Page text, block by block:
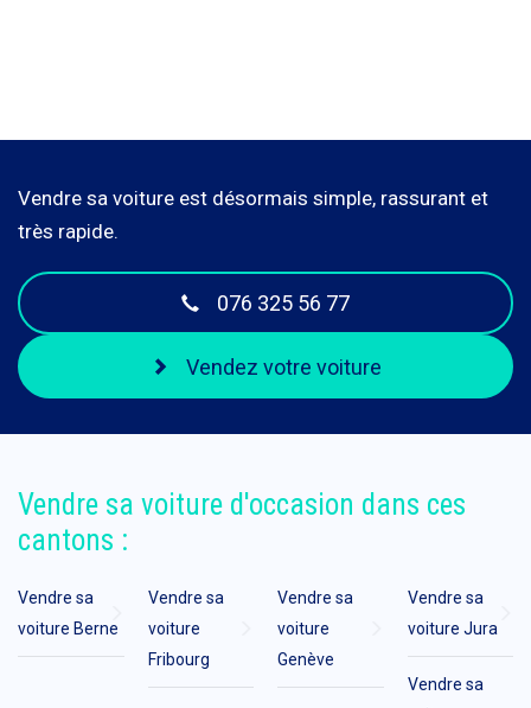
Vendre sa voiture est désormais simple, rassurant et
très rapide.
076 325 56 77
Vendez votre voiture
Vendre sa voiture d'occasion dans ces
cantons :
Vendre sa
voiture Berne
Vendre sa
voiture
Fribourg
Vendre sa
voiture
Genève
Vendre sa
voiture Jura
Vendre sa